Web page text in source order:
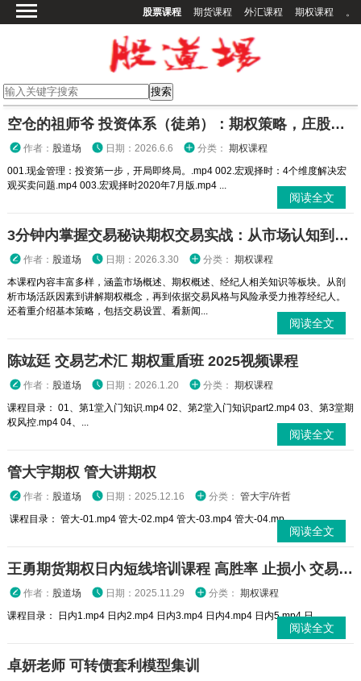
股票课程 期货课程 外汇课程 期权课程 。
期货课程
期权课程
外汇课程
高校课程
空仓的祖师爷 投资体系（徒弟）：期权策略，庄股策略
作者： 股道场 日期：2026.6.6 分类： 期权课程
001.现金管理：投资第一步，开局即终局。.mp4 002.宏观择时：4个维度解决宏
观买卖问题.mp4 003.宏观择时2020年7月版.mp4 ...
阅读全文
3分钟内掌握交易秘诀期权交易实战：从市场认知到策略执行全攻略
作者： 股道场 日期：2026.3.30 分类： 期权课程
本课程内容丰富多样，涵盖市场概述、期权概述、经纪人相关知识等板块。从剖
析市场活跃因素到讲解期权概念，再到依据交易风格与风险承受力推荐经纪人。
还着重介绍基本策略，包括交易设置、看新闻...
阅读全文
陈竑廷 交易艺术汇 期权重盾班 2025视频课程
作者： 股道场 日期：2026.1.20 分类： 期权课程
课程目录： 01、第1堂入门知识.mp4 02、第2堂入门知识part2.mp4 03、第3堂期
权风控.mp4 04、...
阅读全文
管大宇期权 管大讲期权
作者： 股道场 日期：2025.12.16 分类： 管大宇/许哲
课程目录： 管大-01.mp4 管大-02.mp4 管大-03.mp4 管大-04.mp...
阅读全文
王勇期货期权日内短线培训课程 高胜率 止损小 交易高手
作者： 股道场 日期：2025.11.29 分类： 期权课程
课程目录： 日内1.mp4 日内2.mp4 日内3.mp4 日内4.mp4 日内5.mp4 日...
阅读全文
卓妍老师 可转债套利模型集训